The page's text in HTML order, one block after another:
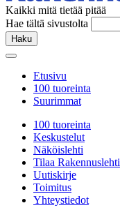
Kaikki mitä tietää pitää
Hae tältä sivustolta
Haku
Etusivu
100 tuoreinta
Suurimmat
100 tuoreinta
Keskustelut
Näköislehti
Tilaa Rakennuslehti
Uutiskirje
Toimitus
Yhteystiedot